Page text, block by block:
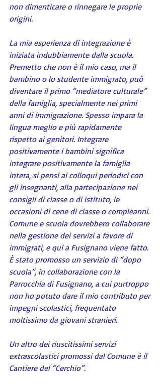
non dimenticare o rinnegare le proprie
origini.
La mia esperienza di integrazione è
iniziata indubbiamente dalla scuola.
Premetto che non è il mio caso, ma il
bambino o lo studente immigrato, può
diventare il primo “mediatore culturale”
della famiglia, specialmente nei primi
anni di immigrazione. Spesso impara la
lingua meglio e più rapidamente
rispetto ai genitori. Integrare
positivamente i bambini significa
integrare positivamente la famiglia
intera, si pensi ai colloqui periodici con
gli insegnanti, alla partecipazione nei
consigli di classe o di istituto, le
occasioni di cene di classe o compleanni.
Comune e scuola dovrebbero collaborare
nella gestione dei servizi a favore di
immigrati, e qui a Fusignano viene fatto.
È stato promosso un servizio di “dopo
scuola”, in collaborazione con la
Parrocchia di Fusignano, a cui purtroppo
non ho potuto dare il mio contributo per
impegni scolastici, frequentato
moltissimo da giovani stranieri.
Un altro dei riuscitissimi servizi
extrascolastici promossi dal Comune è il
Cantiere del “Cerchio”.